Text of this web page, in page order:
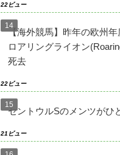
22ビュー
【海外競馬】昨年の欧州年
ロアリングライオン
死去
22ビュー
セントウルSのメンツがひ
21ビュー